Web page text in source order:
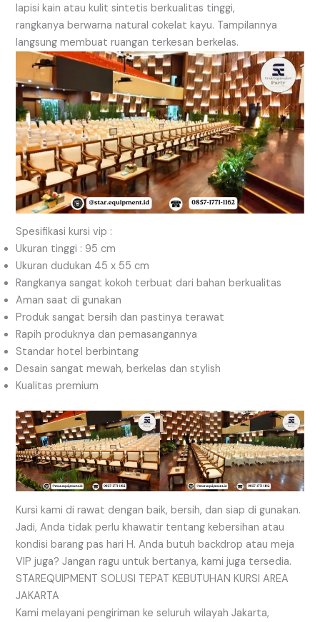
lapisi kain atau kulit sintetis berkualitas tinggi,
rangkanya berwarna natural cokelat kayu. Tampilannya
langsung membuat ruangan terkesan berkelas.
Spesifikasi kursi vip :
Ukuran tinggi : 95 cm
Ukuran dudukan 45 x 55 cm
Rangkanya sangat kokoh terbuat dari bahan berkualitas
Aman saat di gunakan
Produk sangat bersih dan pastinya terawat
Rapih produknya dan pemasangannya
Standar hotel berbintang
Desain sangat mewah, berkelas dan stylish
Kualitas premium
Kursi kami di rawat dengan baik, bersih, dan siap di gunakan.
Jadi, Anda tidak perlu khawatir tentang kebersihan atau
kondisi barang pas hari H. Anda butuh backdrop atau meja
VIP juga? Jangan ragu untuk bertanya, kami juga tersedia.
STAREQUIPMENT SOLUSI TEPAT KEBUTUHAN KURSI AREA
JAKARTA
Kami melayani pengiriman ke seluruh wilayah Jakarta,